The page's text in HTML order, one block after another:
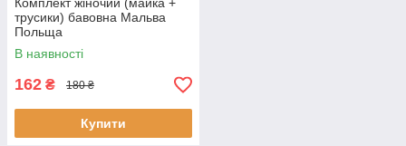
Комплект жіночий (майка +
трусики) бавовна Мальва
Польща
В наявності
162 ₴ 180 ₴
Купити